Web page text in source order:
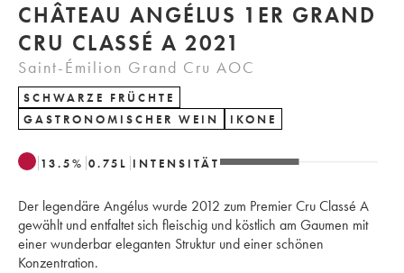
CHÂTEAU ANGÉLUS 1ER GRAND
CRU CLASSÉ A 2021
Saint-Émilion Grand Cru AOC
SCHWARZE FRÜCHTE
GASTRONOMISCHER WEIN
IKONE
13.5% 0.75 L INTENSITÄT
Der legendäre Angélus wurde 2012 zum Premier Cru Classé A
gewählt und entfaltet sich fleischig und köstlich am Gaumen mit
einer wunderbar eleganten Struktur und einer schönen
Konzentration.